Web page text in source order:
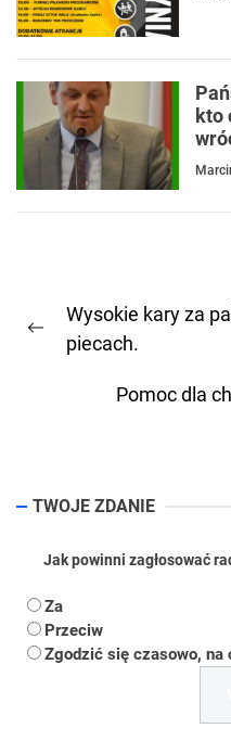
kto
wpisu
Previous
Wysokie kary za
piecach.
Pomoc dla
TWOJE ZDANIE
Jak powinni zagłosować
Za
Przeciw
Zgodzić się czasowo, na